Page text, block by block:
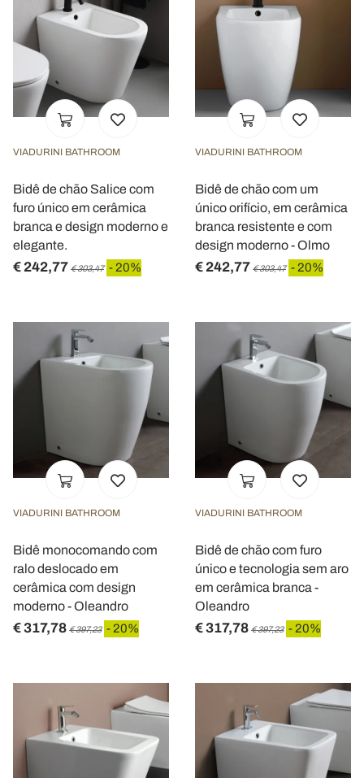
VIADURINI BATHROOM
Bidê de chão Salice com
furo único em cerâmica
branca e design moderno e
elegante.
€ 242,77 € 303,47 - 20%
VIADURINI BATHROOM
Bidê de chão com um
único orifício, em cerâmica
branca resistente e com
design moderno - Olmo
€ 242,77 € 303,47 - 20%
VIADURINI BATHROOM
Bidê monocomando com
ralo deslocado em
cerâmica com design
moderno - Oleandro
€ 317,78 € 397,23 - 20%
VIADURINI BATHROOM
Bidê de chão com furo
único e tecnologia sem aro
em cerâmica branca -
Oleandro
€ 317,78 € 397,23 - 20%